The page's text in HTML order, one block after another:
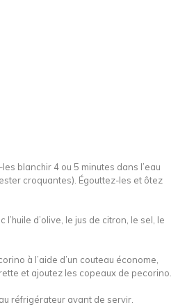
blanchir 4 ou 5 minutes dans l’eau
croquantes). Égouttez-les et ôtez
d’olive, le jus de citron, le sel, le
à l’aide d’un couteau économe,
et ajoutez les copeaux de pecorino.
réfrigérateur avant de servir.